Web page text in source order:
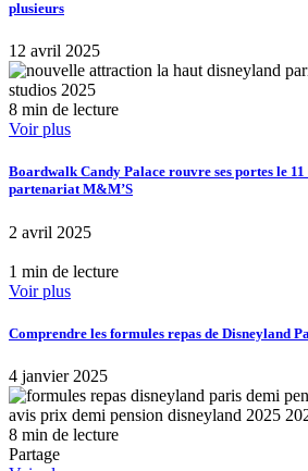
plusieurs
12 avril 2025
8 min de lecture
Voir plus
Boardwalk Candy Palace rouvre ses portes le
partenariat M&M’S
2 avril 2025
1 min de lecture
Voir plus
Comprendre les formules repas de Disneyland
4 janvier 2025
8 min de lecture
Partage